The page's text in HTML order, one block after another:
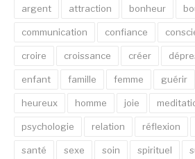
argent attraction bonheur
communication confiance
croire croissance créer
enfant famille femme guérir
heureux homme joie
psychologie relation réflexion
santé sexe soin spirituel